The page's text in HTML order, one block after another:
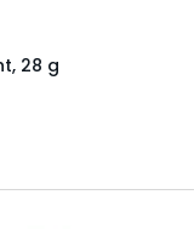
28 g